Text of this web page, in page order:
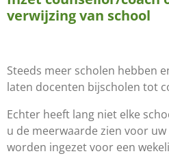
verwijzing van school
Steeds meer scholen hebben
laten docenten bijscholen tot
Echter heeft lang niet elke
u de meerwaarde zien voor
worden ingezet voor een